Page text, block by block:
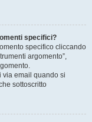
specifici?
specifico cliccando
argomento”,
via email quando si
sottoscritto